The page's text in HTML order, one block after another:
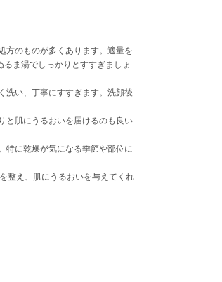
方のものが多くあります。適量を
ま湯でしっかりとすすぎましょ
洗い、丁寧にすすぎます。洗顔後
と肌にうるおいを届けるのも良い
特に乾燥が気になる季節や部位に
整え、肌にうるおいを与えてくれ